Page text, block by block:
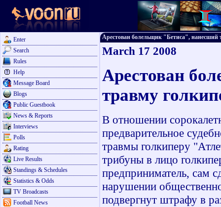
Enter
Search
Rules
Help
Message Board
Blogs
Public Guestbook
News & Reports
Interviews
Polls
Rating
Live Results
Standings & Schedules
Statistics & Odds
TV Broadcasts
Football News
Арестован болельщик "Бетиса", нанесший
March 17 2008
Арестован
травму
В отношении
предварительное
травмы голкиперу
трибуны в лицо
предприниматель, сам
нарушении
подвергнут штрафу в